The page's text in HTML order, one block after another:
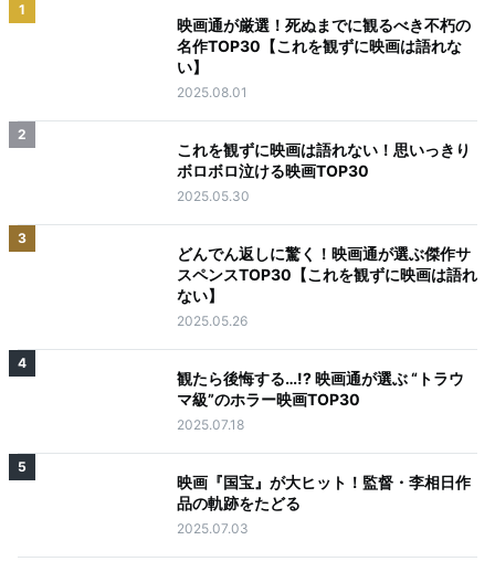
1
映画通が厳選！死ぬまでに観るべき不朽の
名作TOP30【これを観ずに映画は語れな
い】
2025.08.01
2
これを観ずに映画は語れない！思いっきり
ボロボロ泣ける映画TOP30
2025.05.30
3
どんでん返しに驚く！映画通が選ぶ傑作サ
スペンスTOP30【これを観ずに映画は語れ
ない】
2025.05.26
4
観たら後悔する…!? 映画通が選ぶ “トラウ
マ級”のホラー映画TOP30
2025.07.18
5
映画『国宝』が大ヒット！監督・李相日作
品の軌跡をたどる
2025.07.03